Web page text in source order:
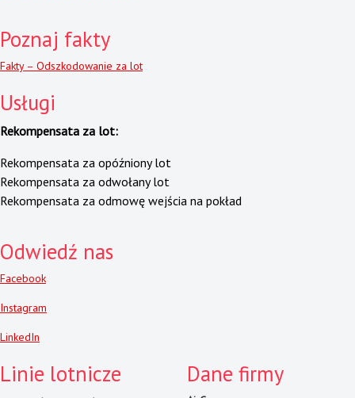
Poznaj fakty
Fakty – Odszkodowanie za lot
Usługi
Rekompensata za lot:
Rekompensata za opóźniony lot
Rekompensata za odwołany lot
Rekompensata za odmowę wejścia na pokład
Odwiedź nas
Facebook
Instagram
LinkedIn
Linie lotnicze Dane firmy